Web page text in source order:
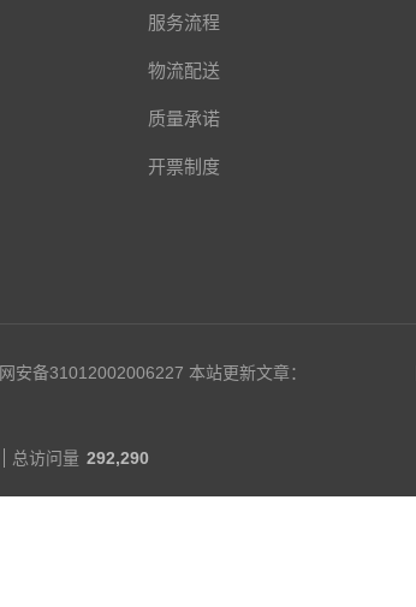
服务流程
物流配送
质量承诺
开票制度
安备31012002006227 本站更新文章：
总访问量 292,290